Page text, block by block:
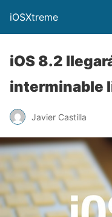
iOSXtreme
iOS 8.2
interminable
Javier Castilla